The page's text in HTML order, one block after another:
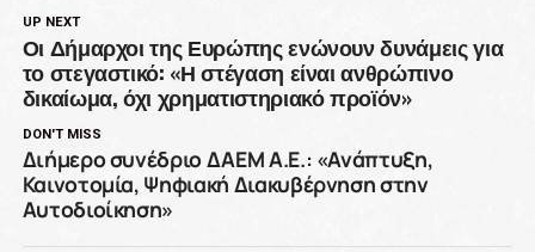
UP NEXT
Οι Δήμαρχοι της Ευρώπης ενώνουν δυνάμεις για
το στεγαστικό: «Η στέγαση είναι ανθρώπινο
δικαίωμα, όχι χρηματιστηριακό προϊόν»
DON'T MISS
Διήμερο συνέδριο ΔΑΕΜ Α.Ε.: «Ανάπτυξη,
Καινοτομία, Ψηφιακή Διακυβέρνηση στην
Αυτοδιοίκηση»